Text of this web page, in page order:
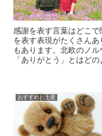
感謝を表す言葉はどこ
を表す表現がたくさん
もあります。北欧のノ
「ありがとう」とはど
おすすめお土産